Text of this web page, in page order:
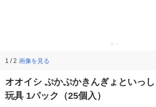
1 / 2 画像を見る
オオイシ ぷかぷかきんぎょといっ
玩具 1パック（25個入）